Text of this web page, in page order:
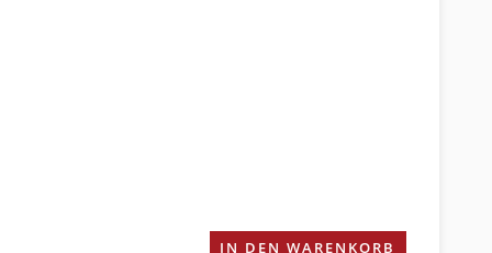
IN DEN WARENKORB